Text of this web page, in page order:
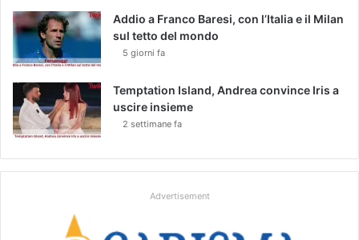
Addio a Franco Baresi, con l’Italia e il Milan
sul tetto del mondo
5 giorni fa
Temptation Island, Andrea convince Iris a
uscire insieme
2 settimane fa
Advertisement